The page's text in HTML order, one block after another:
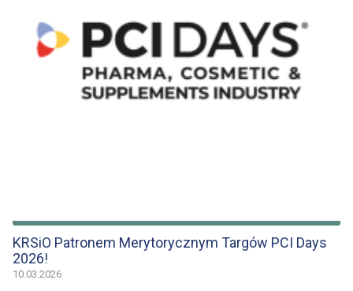
KRSiO Patronem Merytorycznym Targów PCI Days
2026!
10.03.2026